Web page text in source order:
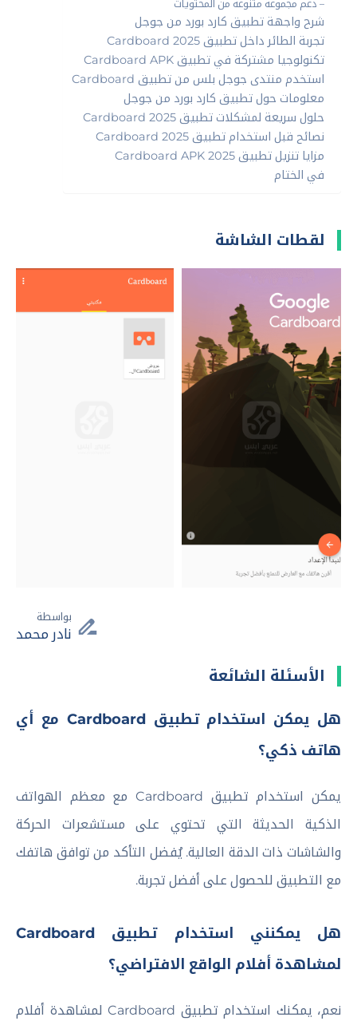
– دعم مجموعة متنوعة من المحتويات
شرح واجهة تطبيق كارد بورد من جوجل
تجربة الطائر داخل تطبيق Cardboard 2025
تكنولوجيا مشتركة في تطبيق Cardboard APK
استخدم منتدى جوجل بلس من تطبيق Cardboard
معلومات حول تطبيق كارد بورد من جوجل
حلول سريعة لمشكلات تطبيق Cardboard 2025
نصائح قبل استخدام تطبيق Cardboard 2025
مزايا تنزيل تطبيق Cardboard APK 2025
في الختام
لقطات الشاشة
بواسطة
نادر محمد
الأسئلة الشائعة
هل يمكن استخدام تطبيق Cardboard مع أي
هاتف ذكي؟
يمكن استخدام تطبيق Cardboard مع معظم الهواتف
الذكية الحديثة التي تحتوي على مستشعرات الحركة
والشاشات ذات الدقة العالية. يُفضل التأكد من توافق هاتفك
مع التطبيق للحصول على أفضل تجربة.
هل يمكنني استخدام تطبيق Cardboard
لمشاهدة أفلام الواقع الافتراضي؟
نعم، يمكنك استخدام تطبيق Cardboard لمشاهدة أفلام